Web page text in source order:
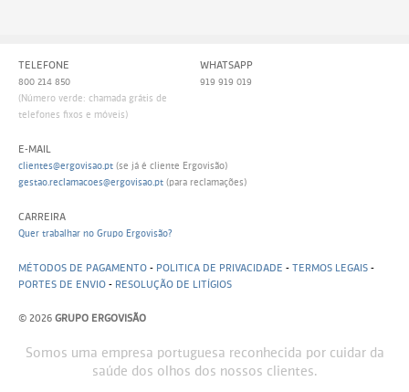
TELEFONE
800 214 850
(Número verde: chamada grátis de
telefones fixos e móveis)
WHATSAPP
919 919 019
E-MAIL
clientes@ergovisao.pt (se já é cliente Ergovisão)
gestao.reclamacoes@ergovisao.pt (para reclamações)
CARREIRA
Quer trabalhar no Grupo Ergovisão?
MÉTODOS DE PAGAMENTO - POLITICA DE PRIVACIDADE - TERMOS LEGAIS -
PORTES DE ENVIO - RESOLUÇÃO DE LITÍGIOS
© 2026 GRUPO ERGOVISÃO
Somos uma empresa portuguesa reconhecida por cuidar da
saúde dos olhos dos nossos clientes.